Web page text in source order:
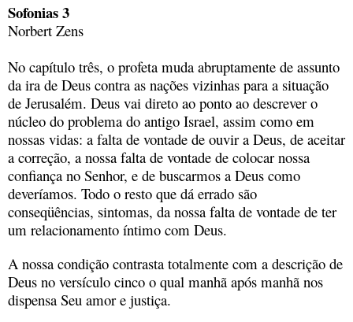
Sofonias 3
Norbert Zens
No capítulo três, o profeta muda abruptamente de assunto
da ira de Deus contra as nações vizinhas para a situação
de Jerusalém. Deus vai direto ao ponto ao descrever o
núcleo do problema do antigo Israel, assim como em
nossas vidas: a falta de vontade de ouvir a Deus, de aceitar
a correção, a nossa falta de vontade de colocar nossa
confiança no Senhor, e de buscarmos a Deus como
deveríamos. Todo o resto que dá errado são
conseqüências, sintomas, da nossa falta de vontade de ter
um relacionamento íntimo com Deus.
A nossa condição contrasta totalmente com a descrição de
Deus no versículo cinco o qual manhã após manhã nos
dispensa Seu amor e justiça.